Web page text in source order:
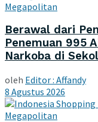
Megapolitan
Berawal dari
Penemuan 995
Narkoba di
oleh Editor : Affandy
8 Agustus 2026
Megapolitan